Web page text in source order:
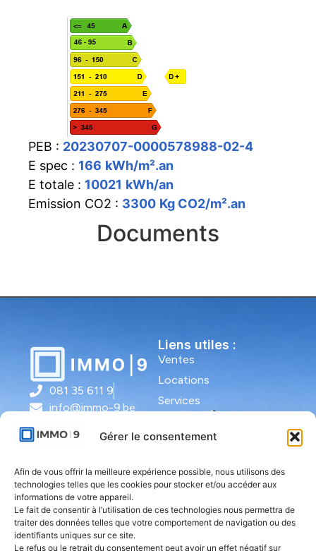
Gérer le consentement
Afin de vous offrir la meilleure expérience possible, nous utilisons des
technologies telles que les cookies pour stocker et/ou accéder aux
informations de votre appareil.
Le fait de consentir à l’utilisation de ces technologies nous permettra de
traiter des données telles que votre comportement de navigation ou des
identifiants uniques sur ce site.
Le refus ou le retrait du consentement peut avoir un effet négatif sur
PEB : 20230707-0000578988-02-4
E spec : 166 kWh/m².an
E totale : 10021 kWh/an
Emission CO2 : 3300 Kg CO2/m².an
Documents
081 35 611 9
info@immo-9.be
Nos agences :
IMMO-9
Bruxelles |
Avenue Molière
491 - bte 12 |
1050 Ixelles
Liens utiles :
Ventes
Locations
Services